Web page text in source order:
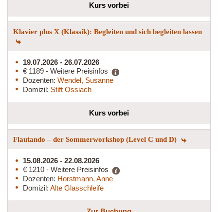
Kurs vorbei
Klavier plus X (Klassik): Begleiten und sich begleiten lassen
19.07.2026 - 26.07.2026
€ 1189 - Weitere Preisinfos
Dozenten: Wendel, Susanne
Domizil: Stift Ossiach
Kurs vorbei
Flautando – der Sommerworkshop (Level C und D)
15.08.2026 - 22.08.2026
€ 1210 - Weitere Preisinfos
Dozenten: Horstmann, Anne
Domizil: Alte Glasschleife